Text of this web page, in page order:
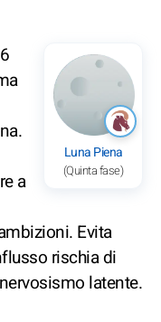
Luna Piena
(Quinta fase)
a
Evita
rischia di
latente.